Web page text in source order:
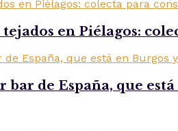
en Piélagos:
de España, que